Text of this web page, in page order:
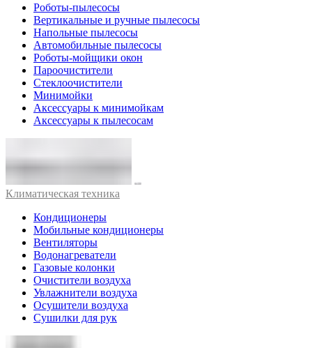
Роботы-пылесосы
Вертикальные и ручные пылесосы
Напольные пылесосы
Автомобильные пылесосы
Роботы-мойщики окон
Пароочистители
Стеклоочистители
Минимойки
Аксессуары к минимойкам
Аксессуары к пылесосам
Климатическая техника
Кондиционеры
Мобильные кондиционеры
Вентиляторы
Водонагреватели
Газовые колонки
Очистители воздуха
Увлажнители воздуха
Осушители воздуха
Сушилки для рук